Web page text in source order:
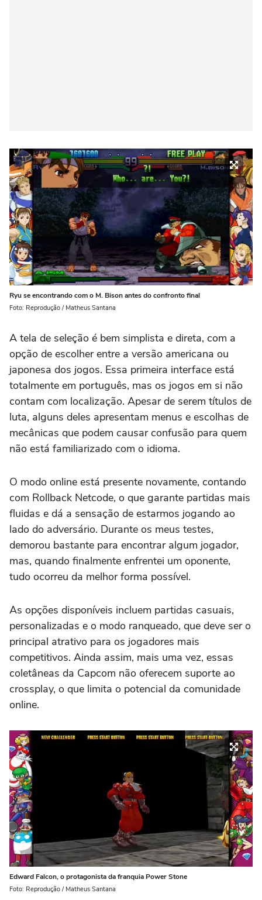
Ryu se encontrando com o M. Bison antes do confronto final
Foto: Reprodução / Matheus Santana
A tela de seleção é bem simplista e direta, com a
opção de escolher entre a versão americana ou
japonesa dos jogos. Essa primeira interface está
totalmente em português, mas os jogos em si não
contam com localização. Apesar de serem títulos de
luta, alguns deles apresentam menus e escolhas de
mecânicas que podem causar confusão para quem
não está familiarizado com o idioma.
O modo online está presente novamente, contando
com Rollback Netcode, o que garante partidas mais
fluidas e dá a sensação de estarmos jogando ao
lado do adversário. Durante os meus testes,
demorou bastante para encontrar algum jogador,
mas, quando finalmente enfrentei um oponente,
tudo ocorreu da melhor forma possível.
As opções disponíveis incluem partidas casuais,
personalizadas e o modo ranqueado, que deve ser o
principal atrativo para os jogadores mais
competitivos. Ainda assim, mais uma vez, essas
coletâneas da Capcom não oferecem suporte ao
crossplay, o que limita o potencial da comunidade
online.
Edward Falcon, o protagonista da franquia Power Stone
Foto: Reprodução / Matheus Santana